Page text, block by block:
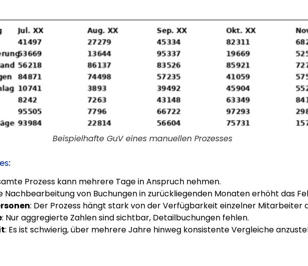
Beispielhafte GuV eines manuellen Prozesses
Prozess kann mehrere Tage in Anspruch nehmen.
Nachbearbeitung von Buchungen in zurückliegenden Monaten erhöht das
: Der Prozess hängt stark von der Verfügbarkeit einzelner Mitarbeiter
: Nur aggregierte Zahlen sind sichtbar, Detailbuchungen fehlen.
: Es ist schwierig, über mehrere Jahre hinweg konsistente Vergleiche